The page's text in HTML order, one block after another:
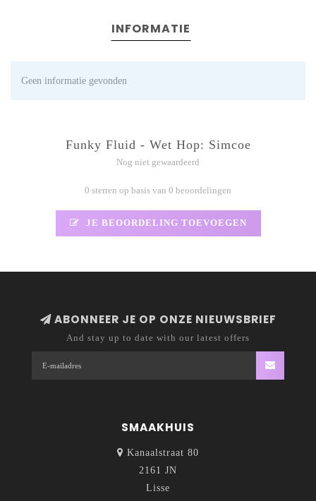
INFORMATIE
Geen informatie gevonden
Funky Fluid - Wet Hop: Simcoe
Nog niet gewaardeerd
0 sterren op basis van 0 beoordelingen
JE BEOORDELING TOEVOEGEN
ABONNEER JE OP ONZE NIEUWSBRIEF
And stay up to date with our latest offers
SMAAKHUIS
Kanaalstraat 80
2161 JN
Lisse